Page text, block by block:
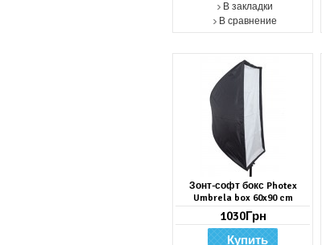
В закладки
В сравнение
Зонт-софт бокс Photex
Umbrela box 60x90 cm
1030Грн